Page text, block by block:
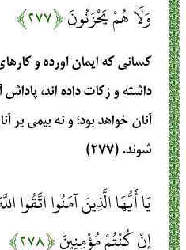
وَلَا هُمْ يَحْزَنُونَ﴿۲۷۷﴾
كسانى كه ايمان آورده و
داشته و زكات داده‏ اند،
آنان خواهد بود؛ و نه بيمى بر
‏شوند. (۲۷۷)
يَا أَيُّهَا الَّذِينَ آمَنُوا اتَّقُوا
إِنْ كُنْتُمْ مُؤْمِنِينَ﴿۲۷۸﴾